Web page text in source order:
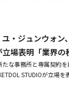
ンとPHUNKEY
と明らかにした。続
活動自体を禁止する手
動を中断し、挑戦さ
STUDIOが
しないことなのか、
だの一つの所属事務
ユ・ジュンウォ
場表明「業界の
な事務所と専属契約
STUDIOが立場